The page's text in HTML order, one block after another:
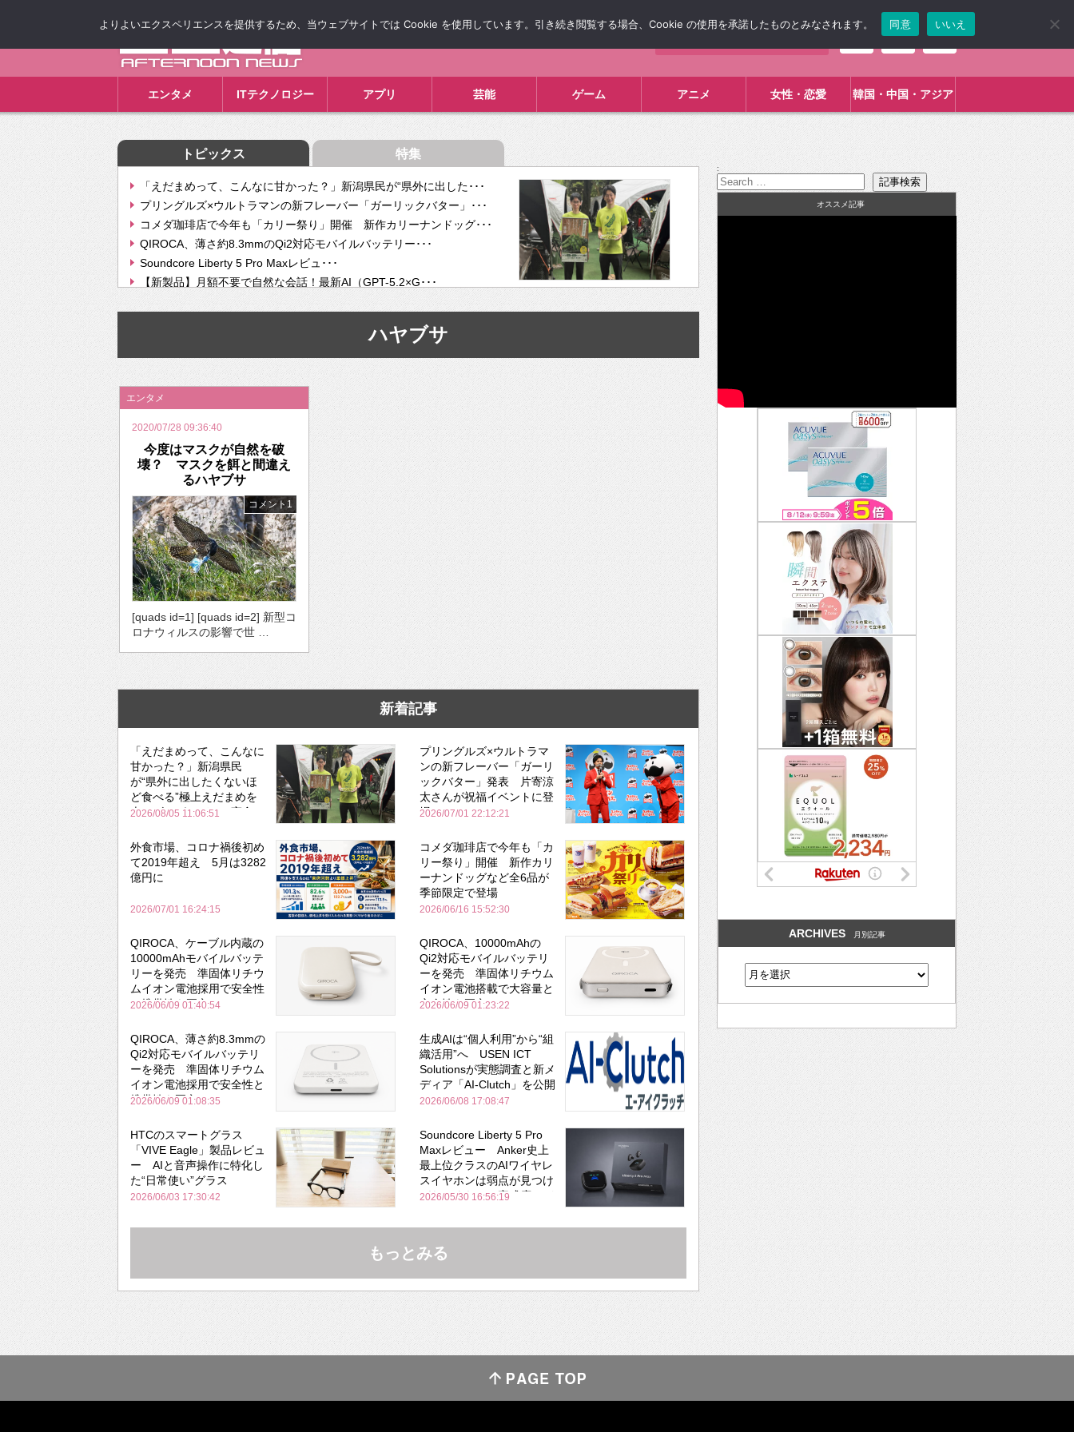
エンタメ ITテクノロジー アプリ 芸能 ゲーム アニメ 女性・恋愛 韓国・中国・アジア
トピックス 特集
「えだまめって、こんなに甘かった？」新潟県民が“県外に出した･･･
プリングルズ×ウルトラマンの新フレーバー「ガーリックバター」･･･
コメダ珈琲店で今年も「カリー祭り」開催 新作カリーナンドッグ･･･
QIROCA、薄さ約8.3mmのQi2対応モバイルバッテリー･･･
Soundcore Liberty 5 Pro Maxレビュ･･･
【新製品】月額不要で自然な会話！最新AI（GPT-5.2×G･･･
【次世代の没入感と生産性】VITURE Luma Ultra･･･
挫折率8割の壁をAIで突破。ジャストシステム、”自分が今話し･･･
2026年のバレンタインは「自分で作って、想いを渡す」 TE･･･
ハヤブサ
エンタメ
2020/07/28 09:36:40
今度はマスクが自然を破
壊？ マスクを餌と間違え
るハヤブサ
コメント1
[quads id=1] [quads id=2] 新型コ
ロナウィルスの影響で世 …
新着記事
「えだまめって、こんなに
甘かった？」新潟県民
が“県外に出したくないほ
ど食べる”極上えだまめを
森のビアガーデンで実食
2026/08/05 11:06:51
プリングルズ×ウルトラマ
ンの新フレーバー「ガーリ
ックバター」発表 片寄涼
太さんが祝福イベントに登
場
2026/07/01 22:12:21
外食市場、コロナ禍後初め
て2019年超え 5月は3282
億円に
2026/07/01 16:24:15
コメダ珈琲店で今年も「カ
リー祭り」開催 新作カリ
ーナンドッグなど全6品が
季節限定で登場
2026/06/16 15:52:30
QIROCA、ケーブル内蔵の
10000mAhモバイルバッテ
リーを発売 準固体リチウ
ムイオン電池採用で安全性
と携帯性を両立
2026/06/09 01:40:54
QIROCA、10000mAhの
Qi2対応モバイルバッテリ
ーを発売 準固体リチウム
イオン電池搭載で大容量と
安全性を両立
2026/06/09 01:23:22
QIROCA、薄さ約8.3mmの
Qi2対応モバイルバッテリ
ーを発売 準固体リチウム
イオン電池採用で安全性と
携帯性を両立
2026/06/09 01:08:35
生成AIは“個人利用”から“組
織活用”へ USEN ICT
Solutionsが実態調査と新メ
ディア「AI-Clutch」を公開
2026/06/08 17:08:47
HTCのスマートグラス
「VIVE Eagle」製品レビュ
ー AIと音声操作に特化し
た“日常使い”グラス
2026/06/03 17:30:42
Soundcore Liberty 5 Pro
Maxレビュー Anker史上
最上位クラスのAIワイヤレ
スイヤホンは弱点が見つけ
づらいくらいの完成度にび
Bose並み
2026/05/30 16:56:19
もっとみる
:
オススメ記事
ARCHIVES 月別記事
よりよいエクスペリエンスを提供するため、当ウェブサイトでは Cookie を使用しています。引き続き閲覧する場合、Cookie の使用を承諾したものとみなされます。 同意 いいえ